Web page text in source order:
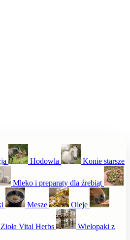
Hodowla Konie starsze
Mleko i preparaty dla źrebiąt
Mesze Oleje
Zioła Vital Herbs
Wielopaki z